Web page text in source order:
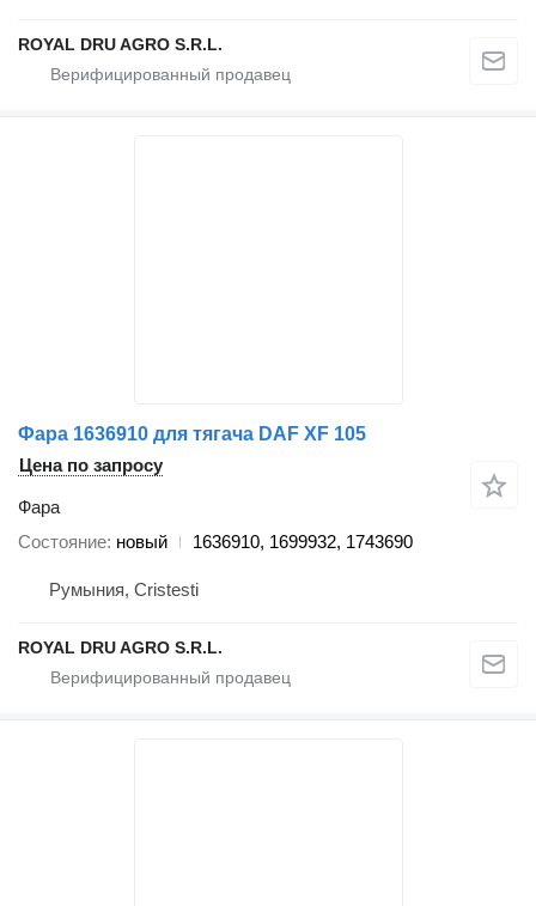
ROYAL DRU AGRO S.R.L.
Фара 1636910 для тягача DAF XF 105
Цена по запросу
Фара
Состояние новый 1636910, 1699932, 1743690
Румыния, Cristesti
ROYAL DRU AGRO S.R.L.